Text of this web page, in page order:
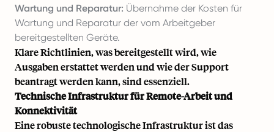
Wartung und Reparatur: Übernahme der Kosten für
Wartung und Reparatur der vom Arbeitgeber
bereitgestellten Geräte.
Klare Richtlinien, was bereitgestellt wird, wie
Ausgaben erstattet werden und wie der Support
beantragt werden kann, sind essenziell.
Technische Infrastruktur für Remote-Arbeit und
Konnektivität
Eine robuste technologische Infrastruktur ist das